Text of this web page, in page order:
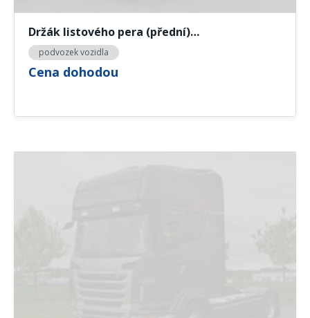
Držák listového pera (přední)…
podvozek vozidla
Cena dohodou